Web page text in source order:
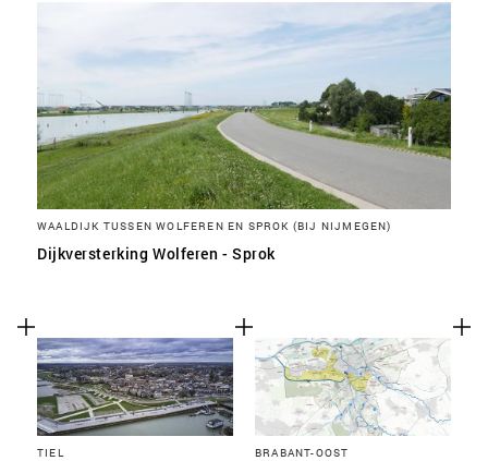
WAALDIJK TUSSEN WOLFEREN EN SPROK (BIJ NIJMEGEN)
Dijkversterking Wolferen - Sprok
TIEL BRABANT-OOST